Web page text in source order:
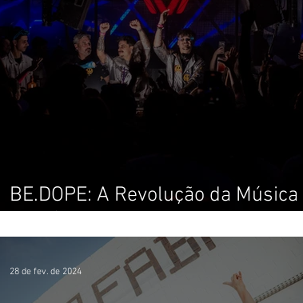
BE.DOPE: A Revolução da Música
28 de fev. de 2024